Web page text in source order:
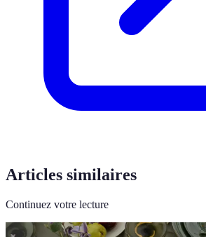
Articles similaires
Continuez votre lecture